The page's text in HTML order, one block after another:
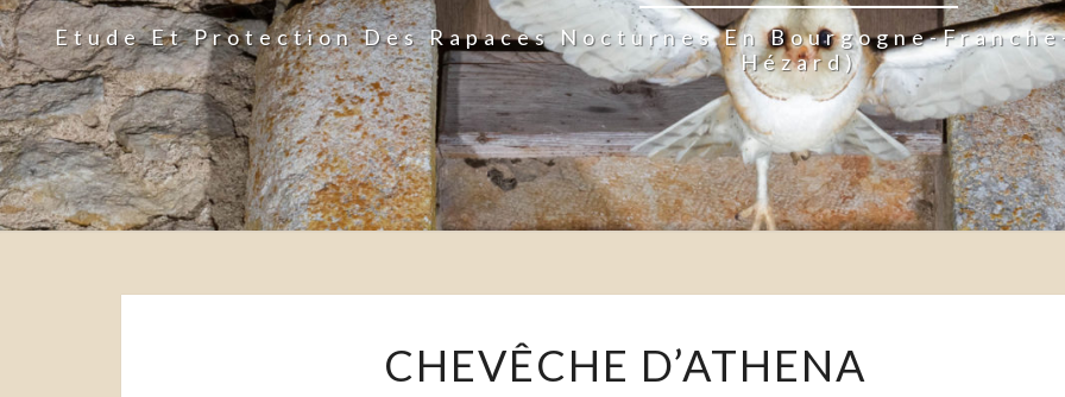
Etude Et Protection Des Rapaces Nocturnes En Bourgogne-
Hézard)
D’ATHENA
CHEVÊCHE D’ATHENA